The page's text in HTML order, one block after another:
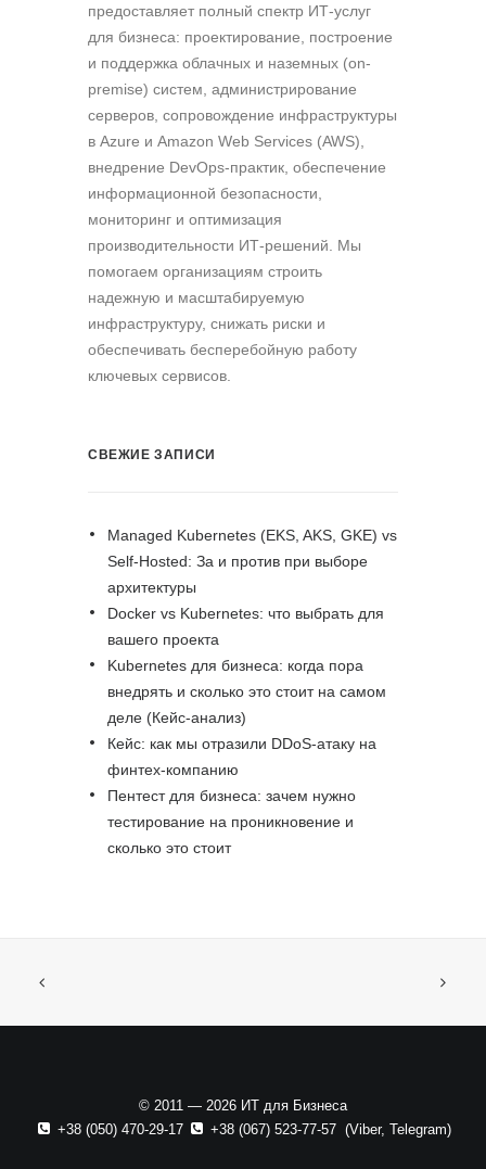
предоставляет полный спектр ИТ-услуг
для бизнеса: проектирование, построение
и поддержка облачных и наземных (on-
premise) систем, администрирование
серверов, сопровождение инфраструктуры
в Azure и Amazon Web Services (AWS),
внедрение DevOps-практик, обеспечение
информационной безопасности,
мониторинг и оптимизация
производительности ИТ-решений. Мы
помогаем организациям строить
надежную и масштабируемую
инфраструктуру, снижать риски и
обеспечивать бесперебойную работу
ключевых сервисов.
СВЕЖИЕ ЗАПИСИ
Managed Kubernetes (EKS, AKS, GKE) vs
Self-Hosted: За и против при выборе
архитектуры
Docker vs Kubernetes: что выбрать для
вашего проекта
Kubernetes для бизнеса: когда пора
внедрять и сколько это стоит на самом
деле (Кейс-анализ)
Кейс: как мы отразили DDoS-атаку на
финтех-компанию
Пентест для бизнеса: зачем нужно
тестирование на проникновение и
сколько это стоит
© 2011 — 2026 ИТ для Бизнеса
+38 (050) 470-29-17
+38 (067) 523-77-57(Viber, Telegram)